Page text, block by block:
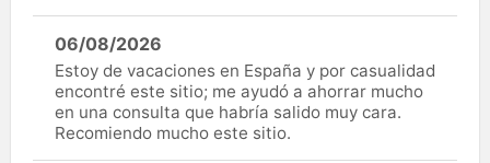
06/08/2026
Estoy de vacaciones en España y por casualidad
encontré este sitio; me ayudó a ahorrar mucho
en una consulta que habría salido muy cara.
Recomiendo mucho este sitio.